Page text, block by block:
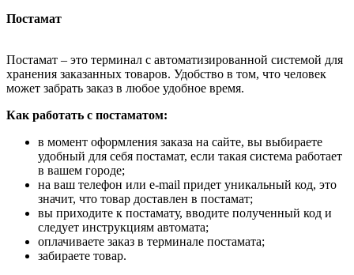
Постамат
Постамат – это терминал с автоматизированной системой для
хранения заказанных товаров. Удобство в том, что человек
может забрать заказ в любое удобное время.
Как работать с постаматом:
в момент оформления заказа на сайте, вы выбираете
удобный для себя постамат, если такая система работает
в вашем городе;
на ваш телефон или e-mail придет уникальный код, это
значит, что товар доставлен в постамат;
вы приходите к постамату, вводите полученный код и
следует инструкциям автомата;
оплачиваете заказ в терминале постамата;
забираете товар.